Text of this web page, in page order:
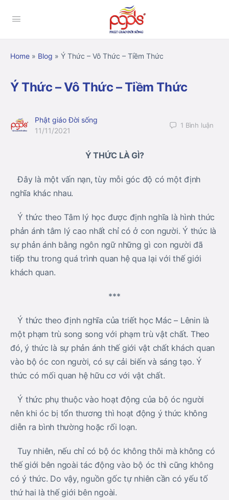
Home » Blog » Ý Thức – Vô Thức – Tiềm Thức
Ý Thức – Vô Thức – Tiềm Thức
Phật giáo Đời sống
11/11/2021
1 Bình luận
Ý THỨC LÀ GÌ?
Đây là một vấn nạn, tùy mỗi góc độ có một định
nghĩa khác nhau.
Ý thức theo Tâm lý học được định nghĩa là hình thức
phản ánh tâm lý cao nhất chỉ có ở con người. Ý thức là
sự phản ánh bằng ngôn ngữ những gì con người đã
tiếp thu trong quá trình quan hệ qua lại với thế giới
khách quan.
***
Ý thức theo định nghĩa của triết học Mác – Lênin là
một phạm trù song song với phạm trù vật chất. Theo
đó, ý thức là sự phản ánh thế giới vật chất khách quan
vào bộ óc con người, có sự cải biến và sáng tạo. Ý
thức có mối quan hệ hữu cơ với vật chất.
Ý thức phụ thuộc vào hoạt động của bộ óc người
nên khi óc bị tổn thương thì hoạt động ý thức không
diễn ra bình thường hoặc rối loạn.
Tuy nhiên, nếu chỉ có bộ óc không thôi mà không có
thế giới bên ngoài tác động vào bộ óc thì cũng không
có ý thức. Do vậy, nguồn gốc tự nhiên cần có yếu tố
thứ hai là thế giới bên ngoài.